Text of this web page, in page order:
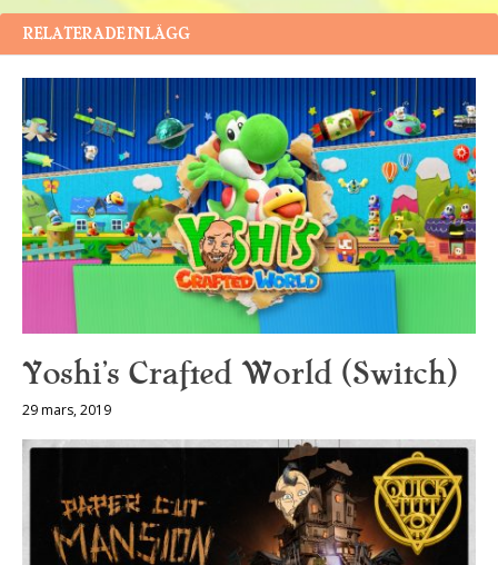
RELATERADE INLÄGG
Yoshi’s Crafted World (Switch)
29 mars, 2019